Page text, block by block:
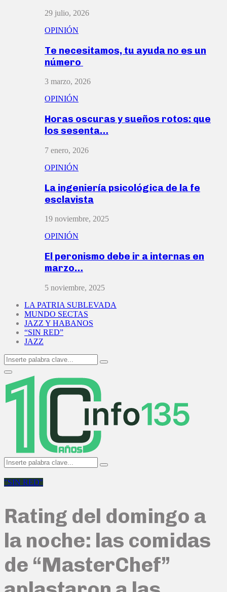
29 julio, 2026
OPINIÓN
Te necesitamos, tu ayuda no es un
número
3 marzo, 2026
OPINIÓN
Horas oscuras y sueños rotos: que
los sesenta…
7 enero, 2026
OPINIÓN
La ingeniería psicológica de la fe
esclavista
19 noviembre, 2025
OPINIÓN
El peronismo debe ir a internas en
marzo…
5 noviembre, 2025
LA PATRIA SUBLEVADA
MUNDO SECTAS
JAZZ Y HABANOS
“SIN RED”
JAZZ
Search
for:
Search
Primary
Menu
Search
for:
Search
"SIN RED"
Rating del domingo a
la noche: las comidas
de “MasterChef”